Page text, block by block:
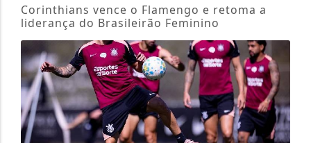
Corinthians vence o Flamengo e retoma a
liderança do Brasileirão Feminino